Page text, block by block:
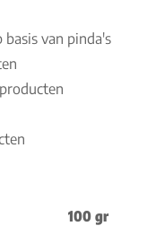
van pinda's
100 gr